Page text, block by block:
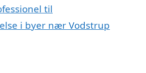
til
i byer nær Vodstrup